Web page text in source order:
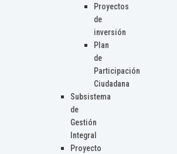
Proyectos
de
inversión
Plan
de
Participación
Ciudadana
Subsistema
de
Gestión
Integral
Proyecto